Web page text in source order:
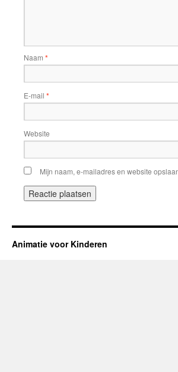
Naam *
E-mail *
Website
Mijn naam, e-mailadres en website
Animatie voor Kinderen